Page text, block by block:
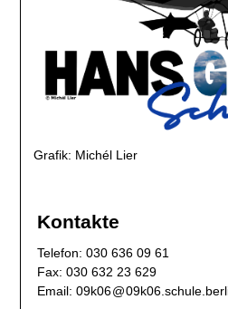
Grafik: Michél Lier
Kontakte
​Telefon: 030 636 09 61
Fax: 030 632 23 629
Email:09k06@09k06.